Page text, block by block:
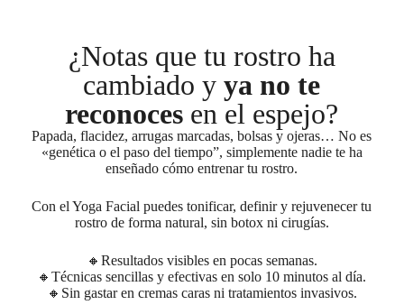
¿Notas que tu rostro ha
cambiado yya no te
reconoces en el espejo?
Papada, flacidez, arrugas marcadas, bolsas y ojeras… No es
«genética o el paso del tiempo”, simplemente nadie te ha
enseñado cómo entrenar tu rostro.
Con el Yoga Facial puedes tonificar, definir y rejuvenecer tu
rostro de forma natural, sin botox ni cirugías.
🔸Resultados visibles en pocas semanas.
🔸Técnicas sencillas y efectivas en solo 10 minutos al día.
🔸Sin gastar en cremas caras ni tratamientos invasivos.